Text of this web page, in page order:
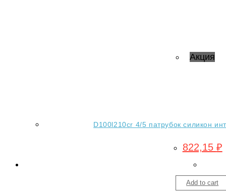
Акция
D100l210cr 4/5 патрубок силикон
822,15 ₽
Add to cart